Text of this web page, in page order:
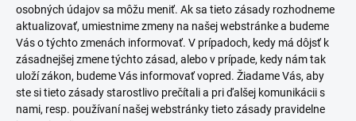
osobných údajov sa môžu meniť. Ak sa tieto zásady rozhodneme
aktualizovať, umiestnime zmeny na našej webstránke a budeme
Vás o týchto zmenách informovať. V prípadoch, kedy má dôjsť k
zásadnejšej zmene týchto zásad, alebo v prípade, kedy nám tak
uloží zákon, budeme Vás informovať vopred. Žiadame Vás, aby
ste si tieto zásady starostlivo prečítali a pri ďalšej komunikácii s
nami, resp. používaní našej webstránky tieto zásady pravidelne